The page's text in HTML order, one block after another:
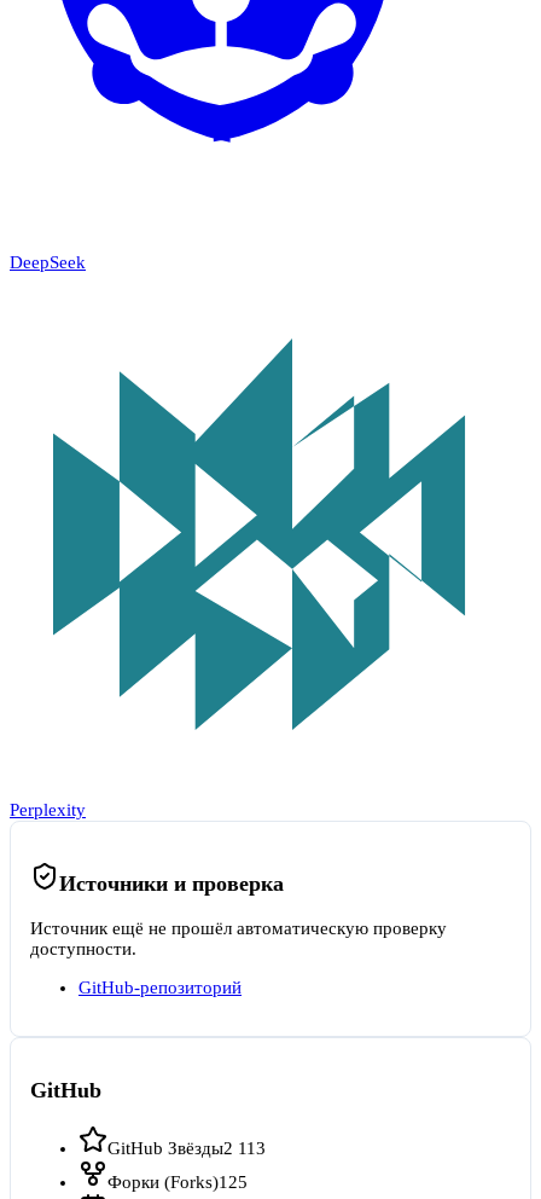
DeepSeek
Perplexity
Источники и проверка
Источник ещё не прошёл автоматическую проверку
доступности.
GitHub-репозиторий
GitHub
GitHub Звёзды2 113
Форки (Forks)125